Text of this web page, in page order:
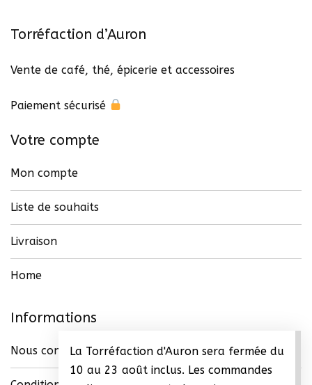
La Torréfaction d'Auron sera fermée du
10 au 23 août inclus. Les commandes
Torréfaction d’Auron
Vente de café, thé, épicerie et accessoires
Paiement sécurisé
Votre compte
Mon compte
Liste de souhaits
Livraison
Home
Informations
Nous contacter